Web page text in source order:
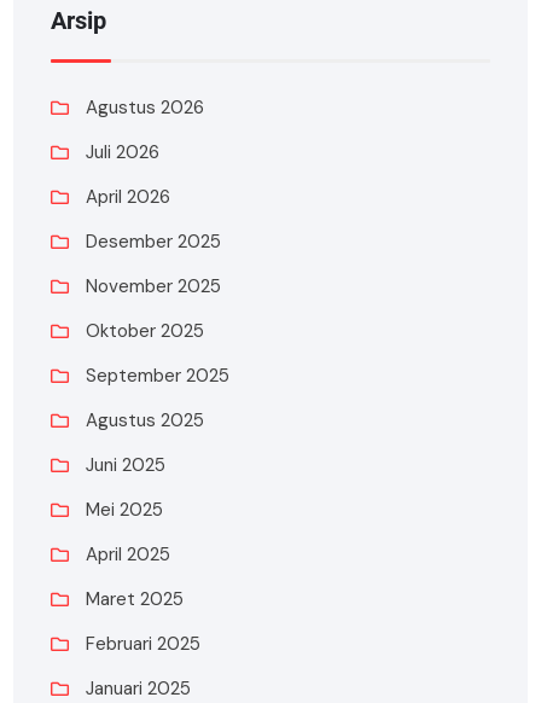
Arsip
Agustus 2026
Juli 2026
April 2026
Desember 2025
November 2025
Oktober 2025
September 2025
Agustus 2025
Juni 2025
Mei 2025
April 2025
Maret 2025
Februari 2025
Januari 2025